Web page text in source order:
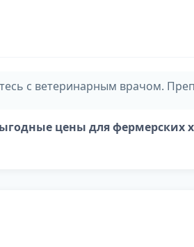
с ветеринарным врачом.
цены для фермерских